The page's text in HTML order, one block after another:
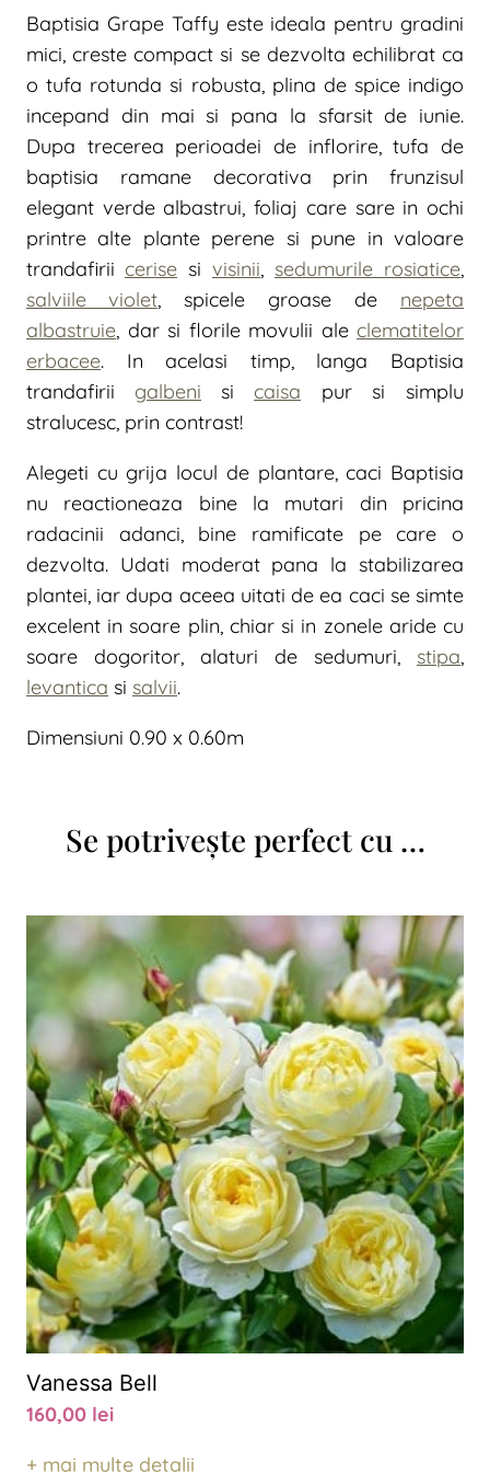
Baptisia Grape Taffy este ideala pentru gradini
mici, creste compact si se dezvolta echilibrat ca
o tufa rotunda si robusta, plina de spice indigo
incepand din mai si pana la sfarsit de iunie.
Dupa trecerea perioadei de inflorire, tufa de
baptisia ramane decorativa prin frunzisul
elegant verde albastrui, foliaj care sare in ochi
printre alte plante perene si pune in valoare
trandafirii cerise si visinii, sedumurile rosiatice,
salviile violet, spicele groase de nepeta
albastruie, dar si florile movulii ale clematitelor
erbacee. In acelasi timp, langa Baptisia
trandafirii galbeni si caisa pur si simplu
stralucesc, prin contrast!
Alegeti cu grija locul de plantare, caci Baptisia
nu reactioneaza bine la mutari din pricina
radacinii adanci, bine ramificate pe care o
dezvolta. Udati moderat pana la stabilizarea
plantei, iar dupa aceea uitati de ea caci se simte
excelent in soare plin, chiar si in zonele aride cu
soare dogoritor, alaturi de sedumuri, stipa,
levantica si salvii.
Dimensiuni 0.90 x 0.60m
Se potrivește perfect cu …
Vanessa Bell
160,00 lei
+ mai multe detalii